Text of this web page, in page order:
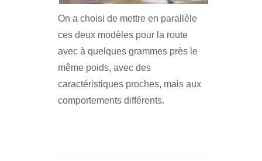
On a choisi de mettre en parallèle
ces deux modèles pour la route
avec à quelques grammes près le
même poids, avec des
caractéristiques proches, mais aux
comportements différents.